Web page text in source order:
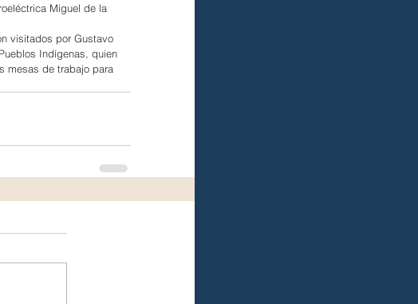
Miguel de la
visitados por Gustavo
Indígenas, quien
mesas de trabajo para